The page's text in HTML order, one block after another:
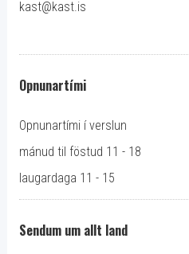
kast@kast.is
Opnunartími
Opnunartími í verslun
mánud til föstud 11 - 18
laugardaga 11 - 15
Sendum um allt land